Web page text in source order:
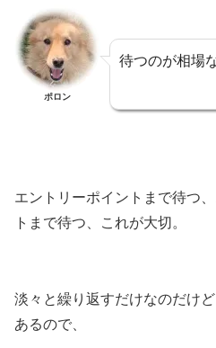
ポロン
待つのが相場
エントリーポイントまで待つ
トまで待つ、これが大切。
淡々と繰り返すだけなのだけ
あるので、